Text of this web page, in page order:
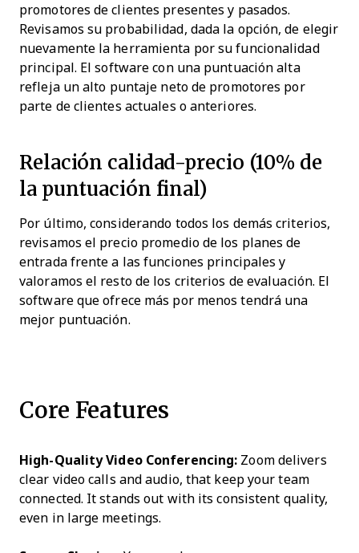
promotores de clientes presentes y pasados.
Revisamos su probabilidad, dada la opción, de elegir
nuevamente la herramienta por su funcionalidad
principal. El software con una puntuación alta
refleja un alto puntaje neto de promotores por
parte de clientes actuales o anteriores.
Relación calidad-precio (10% de
la puntuación final)
Por último, considerando todos los demás criterios,
revisamos el precio promedio de los planes de
entrada frente a las funciones principales y
valoramos el resto de los criterios de evaluación. El
software que ofrece más por menos tendrá una
mejor puntuación.
Core Features
High-Quality Video Conferencing: Zoom delivers
clear video calls and audio, that keep your team
connected. It stands out with its consistent quality,
even in large meetings.